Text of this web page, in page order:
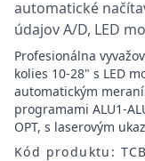
automatické
údajov A/D, LED
Profesionálna
kolies 10-28" s LED
automatickým
programami ALU1-
OPT, s laserovým
Kód produktu: